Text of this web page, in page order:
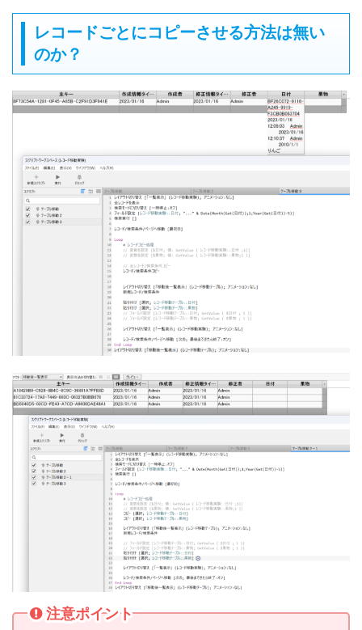
レコードごとにコピーさせる方法は無い
のか？
注意ポイント